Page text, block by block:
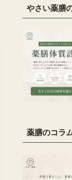
やさい薬膳
薬膳のコラ